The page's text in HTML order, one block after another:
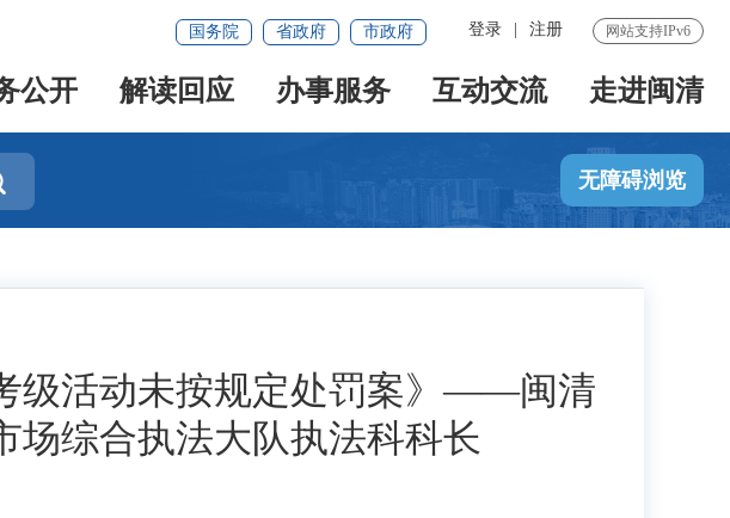
网站支持IPv6
登录 注册
国务院 省政府 市政府
公开 解读回应 办事服务 互动交流 走进闽清
无障碍浏览
级活动未按规定处罚案》——闽清
场综合执法大队执法科科长